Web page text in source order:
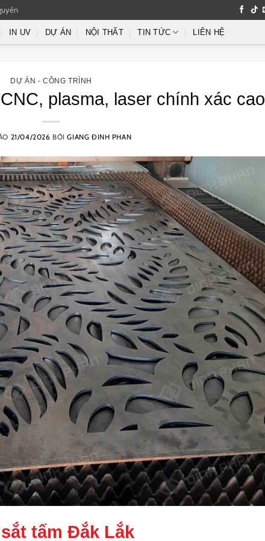
IN UV DỰ ÁN NỘI THẤT TIN TỨC LIÊN HỆ
DỰ ÁN - CÔNG TRÌNH
plasma, laser chính xác cao
21/04/2026 BỞIGIANG ĐINH PHAN
tấm Đắk Lắk